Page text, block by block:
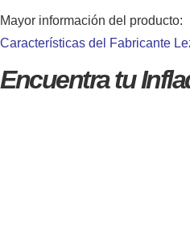
Mayor información del producto:
Características del Fabricante
Encuentra tu